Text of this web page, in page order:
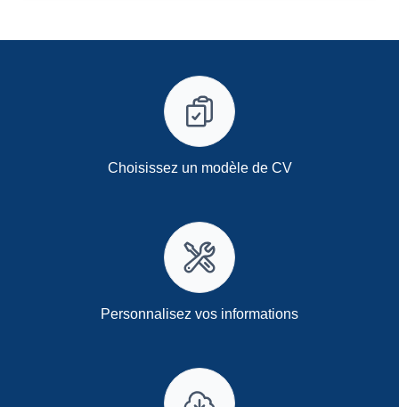
Choisissez un modèle de CV
Personnalisez vos informations